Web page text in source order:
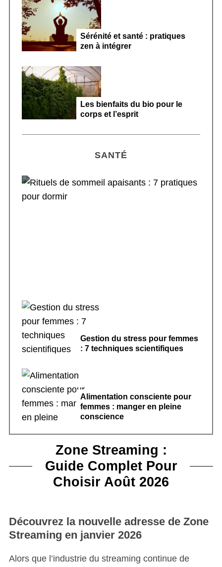
Sérénité et santé : pratiques
zen à intégrer
Les bienfaits du bio pour le
corps et l’esprit
SANTÉ
Gestion du stress pour femmes
: 7 techniques scientifiques
Alimentation consciente pour
femmes : manger en pleine
conscience
Zone Streaming :
Guide Complet Pour
Choisir Août 2026
Découvrez la nouvelle adresse de Zone
Streaming en janvier 2026
Alors que l’industrie du streaming continue de